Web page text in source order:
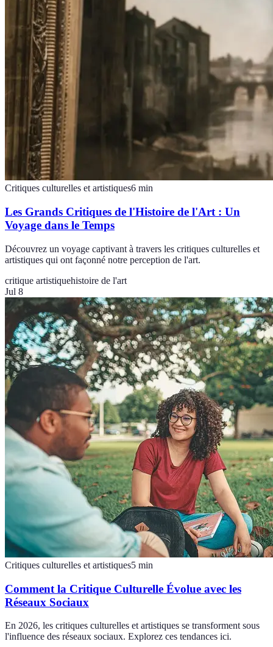
Critiques culturelles et artistiques6 min
Les Grands Critiques de l'Histoire de l'Art : Un
Voyage dans le Temps
Découvrez un voyage captivant à travers les critiques culturelles et
artistiques qui ont façonné notre perception de l'art.
critique artistiquehistoire de l'art
Jul 8
Critiques culturelles et artistiques5 min
Comment la Critique Culturelle Évolue avec les
Réseaux Sociaux
En 2026, les critiques culturelles et artistiques se transforment sous
l'influence des réseaux sociaux. Explorez ces tendances ici.